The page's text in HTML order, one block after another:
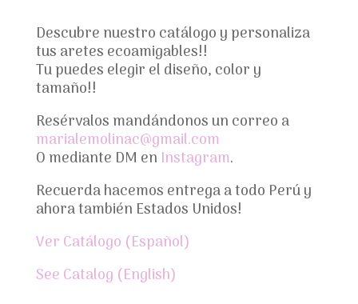
Descubre nuestro catálogo y personaliza
tus aretes ecoamigables!!
Tu puedes elegir el diseño, color y
tamaño!!
Resérvalos mandándonos un correo a
marialemolinac@gmail.com
O mediante DM en Instagram.
Recuerda hacemos entrega a todo Perú y
ahora también Estados Unidos!
Ver Catálogo (Español)
See Catalog (English)